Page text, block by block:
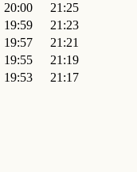
20:00
21:25
19:59
21:23
19:57
21:21
19:55
21:19
19:53 21:17